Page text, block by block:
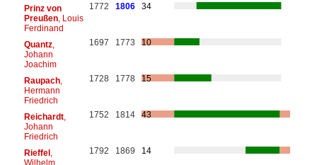
Prinz von
Preußen, Louis
Ferdinand
1772 1806 34
Quantz,
Johann
Joachim
1697 1773 10
Raupach,
Hermann
Friedrich
1728 1778 15
Reichardt,
Johann
Friedrich
1752 1814 43
Rieffel,
Wilhelm
1792 1869 14